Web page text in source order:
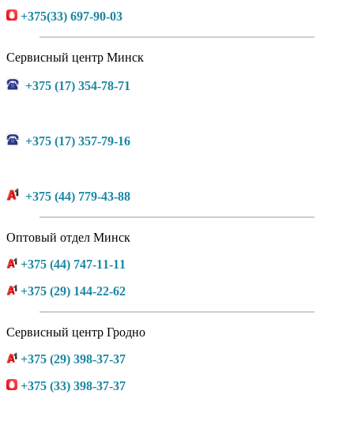
+375(33) 697-90-03
Сервисный центр Минск
+375 (17) 354-78-71
+375 (17) 357-79-16
+375 (44) 779-43-88
Оптовый отдел Минск
+375 (44) 747-11-11
+375 (29) 144-22-62
Сервисный центр Гродно
+375 (29) 398-37-37
+375 (33) 398-37-37